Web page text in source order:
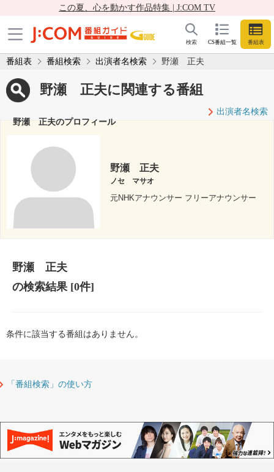
この夏、心を動かす作品特集 | J:COM TV
CS番組一覧 番組表
検索
番組表 番組検索 出演者名検索 野瀬 正夫
野瀬 正夫に関連する番組
出演者名検索
野瀬 正夫のプロフィール
野瀬 正夫
ノセ マサオ
元NHKアナウンサー フリーアナウンサー
野瀬 正夫
の検索結果[0件]
条件に該当する番組はありません。
「番組検索」の使い方